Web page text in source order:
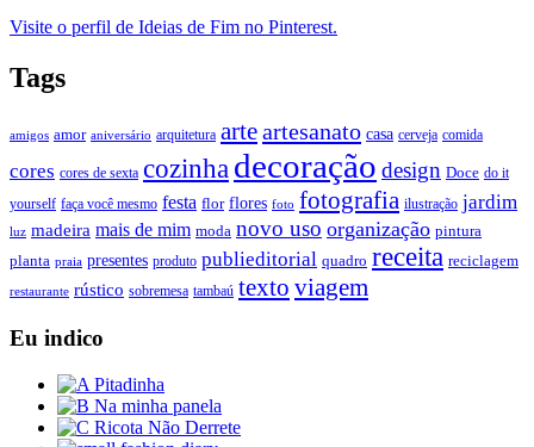
Visite o perfil de Ideias de Fim no Pinterest.
Tags
amigos amor aniversário arquitetura arteartesanato casa cerveja comida
cores cores de sexta cozinhadecoração design Doce do it
yourself faça você mesmo festa flor flores foto fotografia ilustração jardim
luz madeira mais de mim moda novo uso organização pintura
planta praia presentes produto publieditorial quadro receita reciclagem
restaurante rústico sobremesa tambaú texto viagem
Eu indico